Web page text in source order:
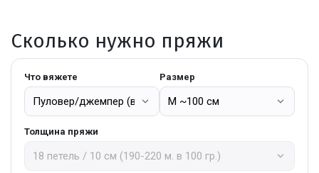
Сколько нужно пряжи
Что вяжете Размер
Толщина пряжи